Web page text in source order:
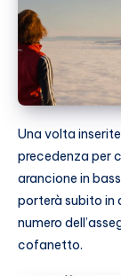
Una volta
precedenza per
arancione in
porterà subito in
numero
cofanetto.